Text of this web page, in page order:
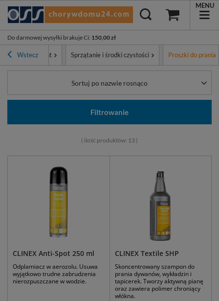
Do darmowej wysyłki brakuje Ci: 150,00 zł
MENU
Wstecz
Asortyment Sprzątanie i środki czystości Proszki do prania
Sortuj po nazwie rosnąco
Filtrowanie
( ilość produktów: 13 )
CLINEX Anti-Spot 250 ml
Odplamiacz w aerozolu. Usuwa
wyjątkowo trudne zabrudzenia
nierozpuszczane w wodzie.
CLINEX Textile SHP
Skoncentrowany szampon do
prania dywanów, wykładzin i
tapicerek. Tworzy aktywną pianę
oraz zawiera polimer chroniący
włókna.